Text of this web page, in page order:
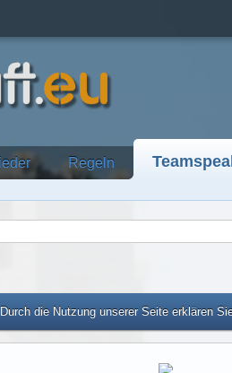
Regeln
die Nutzung unserer Seite erklären